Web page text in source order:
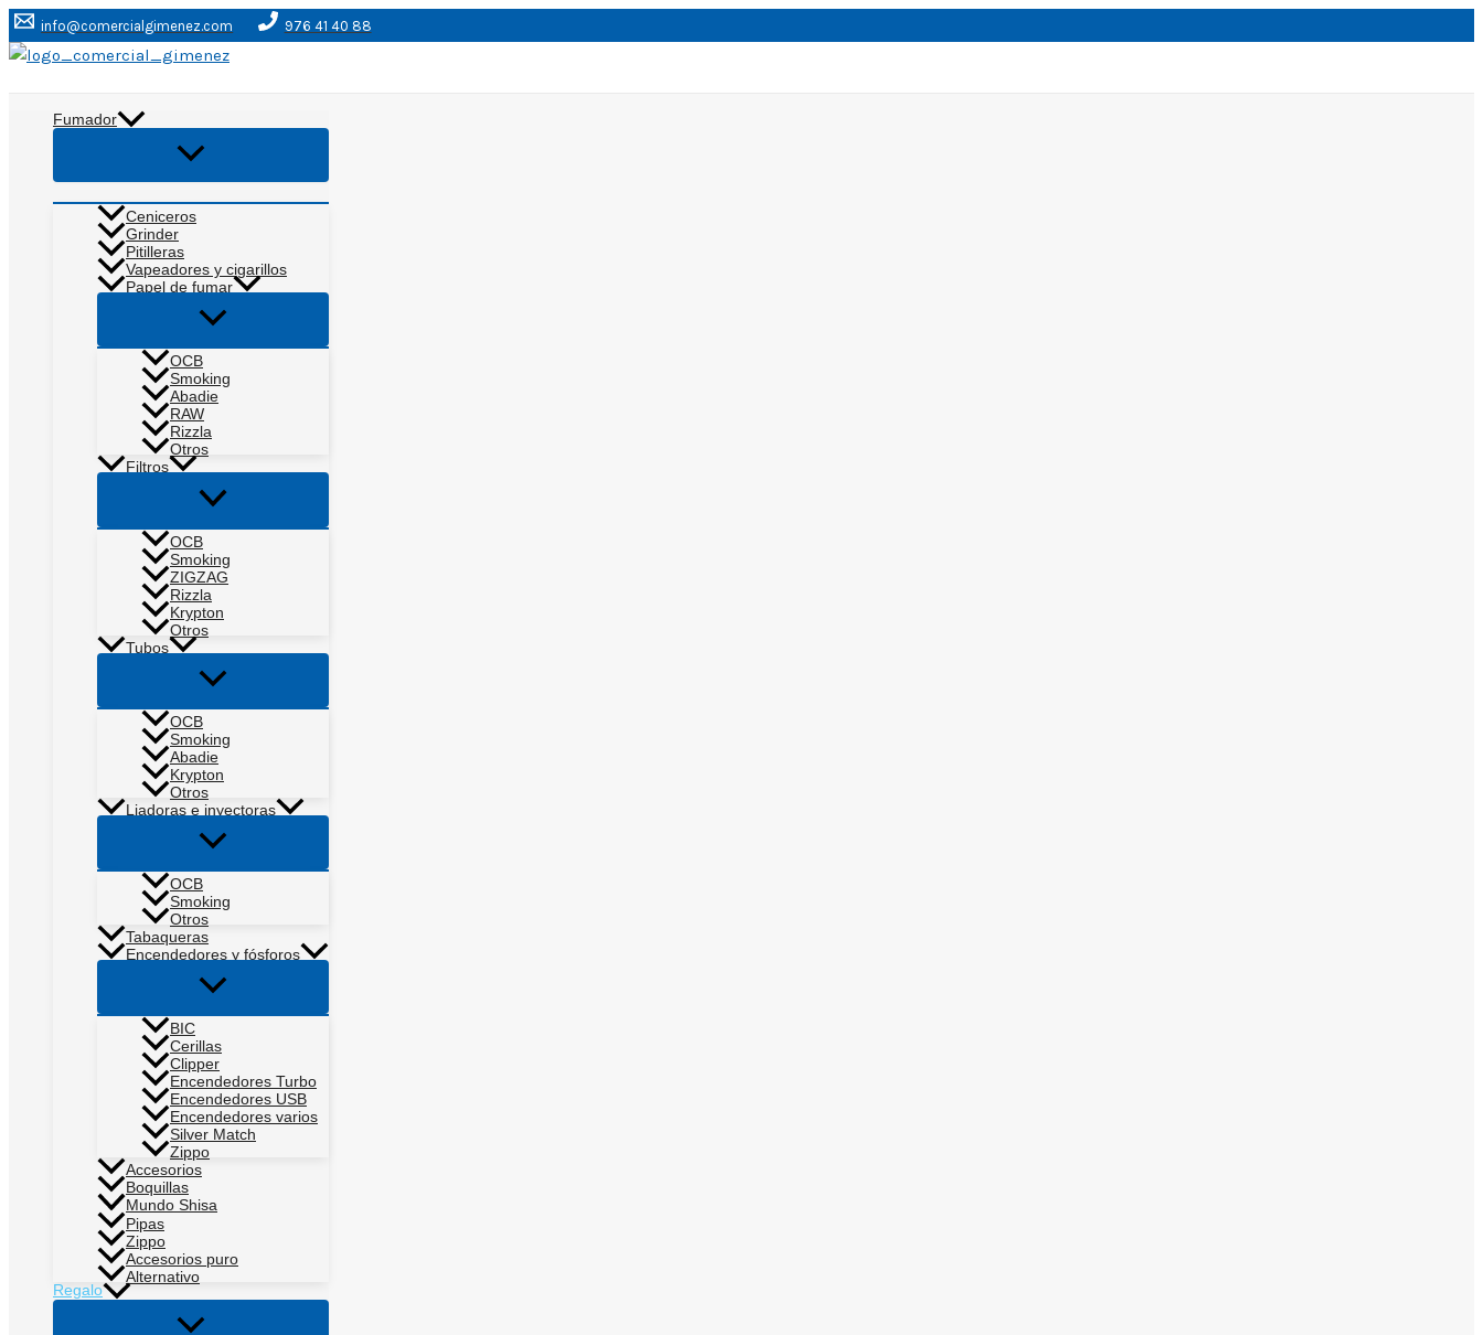
Ir
al
info@comercialgimenez.com 976 41 40 88
Fumador
Alternar
Ceniceros
Grinder
Pitilleras
Vapeadores y cigarillos
Papel de fumar
Alternar
OCB
Smoking
Abadie
RAW
Rizzla
Otros
Filtros
Alternar
OCB
Smoking
ZIGZAG
Rizzla
Krypton
Otros
Tubos
Alternar
OCB
Smoking
Abadie
Krypton
Otros
Liadoras e inyectoras
Alternar
OCB
Smoking
Otros
Tabaqueras
Encendedores y fósforos
Alternar
BIC
Cerillas
Clipper
Encendedores Turbo
Encendedores USB
Encendedores varios
Silver Match
Zippo
Accesorios
Boquillas
Mundo Shisa
Pipas
Zippo
Accesorios puro
Alternativo
Regalo
Alternar